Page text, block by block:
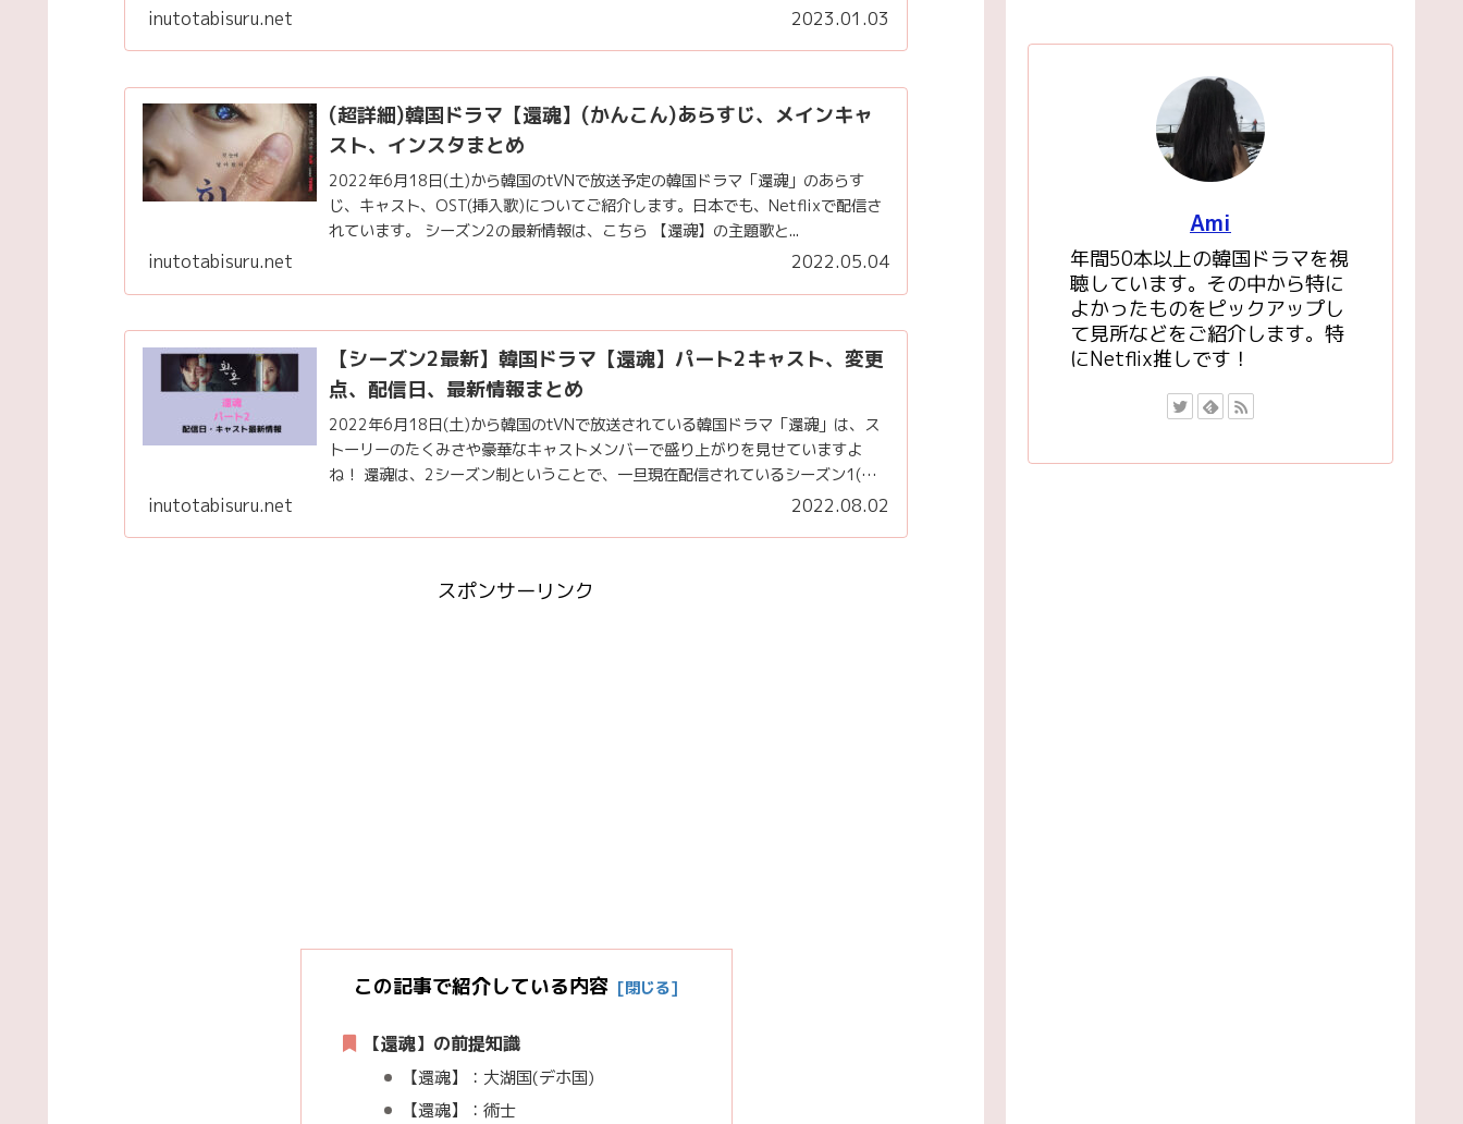
inutotabisuru.net 2023.01.03
(超詳細)韓国ドラマ【還魂】(かんこん)あらすじ、メインキャ
スト、インスタまとめ
2022年6月18日(土)から韓国のtVNで放送予定の韓国ドラマ「還魂」のあらす
じ、キャスト、OST(挿入歌)についてご紹介します。日本でも、Netflixで配信さ
れています。 シーズン2の最新情報は、こちら 【還魂】の主題歌と...
inutotabisuru.net 2022.05.04
【シーズン2最新】韓国ドラマ【還魂】パート2キャスト、変更
点、配信日、最新情報まとめ
2022年6月18日(土)から韓国のtVNで放送されている韓国ドラマ「還魂」は、ス
トーリーのたくみさや豪華なキャストメンバーで盛り上がりを見せていますよ
ね！ 還魂は、2シーズン制ということで、一旦現在配信されているシーズン1(パ
inutotabisuru.net 2022.08.02
スポンサーリンク
この記事で紹介している内容
【還魂】の前提知識
【還魂】：大湖国(デホ国)
【還魂】：術士
Ami
年間50本以上の韓国ドラマを視
聴しています。その中から特に
よかったものをピックアップし
て見所などをご紹介します。特
にNetflix推しです！